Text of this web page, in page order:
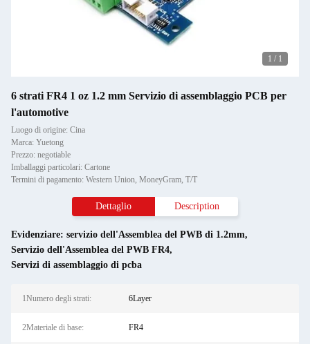
1 / 1
6 strati FR4 1 oz 1.2 mm Servizio di assemblaggio PCB per
l'automotive
Luogo di origine: Cina
Marca: Yuetong
Prezzo: negotiable
Imballaggi particolari: Cartone
Termini di pagamento: Western Union, MoneyGram, T/T
Dettaglio Description
Evidenziare: servizio dell'Assemblea del PWB di 1.2mm,
Servizio dell'Assemblea del PWB FR4,
Servizi di assemblaggio di pcba
1Numero degli strati: 6Layer
2Materiale di base: FR4